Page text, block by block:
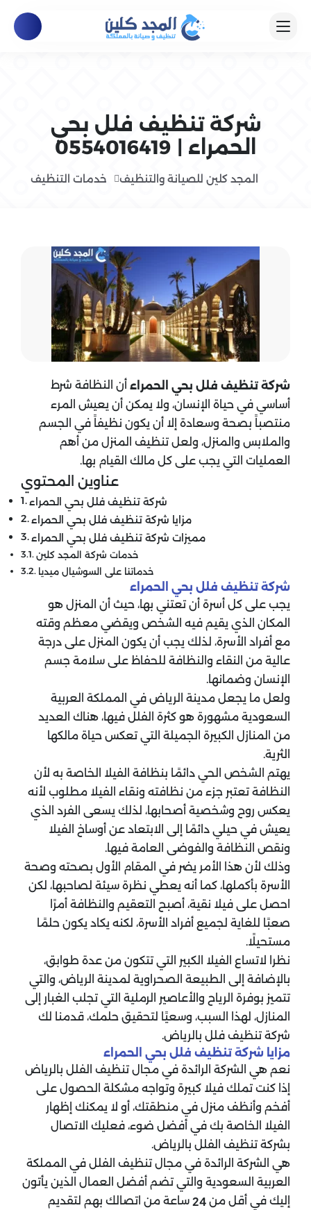
شركة تنظيف فلل بحي
الحمراء | 0554016419
المجد كلين للصيانة والتنظيف خدمات التنظيف
شركة تنظيف فلل بحي الحمراء أن النظافة شرط
أساسي في حياة الإنسان، ولا يمكن أن يعيش المرء
منتصباً بصحة وسعادة إلا أن يكون نظيفاً في الجسم
والملابس والمنزل، ولعل تنظيف المنزل من أهم
العمليات التي يجب على كل مالك القيام بها.
عناوين المحتوي
شركة تنظيف فلل بحي الحمراء
مزايا شركة تنظيف فلل بحي الحمراء
مميزات شركة تنظيف فلل بحي الحمراء
خدمات شركة المجد كلين
خدماتنا على السوشيال ميديا
شركة تنظيف فلل بحي الحمراء
يجب على كل أسرة أن تعتني بها، حيث أن المنزل هو
المكان الذي يقيم فيه الشخص ويقضي معظم وقته
مع أفراد الأسرة، لذلك يجب أن يكون المنزل على درجة
عالية من النقاء والنظافة للحفاظ على سلامة جسم
الإنسان وضمانها.
ولعل ما يجعل مدينة الرياض في المملكة العربية
السعودية مشهورة هو كثرة الفلل فيها، هناك العديد
من المنازل الكبيرة الجميلة التي تعكس حياة مالكها
الثرية.
يهتم الشخص الحي دائمًا بنظافة الفيلا الخاصة به لأن
النظافة تعتبر جزء من نظافته ونقاء الفيلا مطلوب لأنه
يعكس روح وشخصية أصحابها، لذلك يسعى الفرد الذي
يعيش في حيلي دائمًا إلى الابتعاد عن أوساخ الفيلا
ونقص النظافة والفوضى العامة فيها.
وذلك لأن هذا الأمر يضر في المقام الأول بصحته وصحة
الأسرة بأكملها، كما أنه يعطي نظرة سيئة لصاحبها، لكن
احصل على فيلا نقية، أصبح التعقيم والنظافة أمرًا
صعبًا للغاية لجميع أفراد الأسرة، لكنه يكاد يكون حلمًا
مستحيلًا.
نظرا لاتساع الفيلا الكبير التي تتكون من عدة طوابق،
بالإضافة إلى الطبيعة الصحراوية لمدينة الرياض، والتي
تتميز بوفرة الرياح والأعاصير الرملية التي تجلب الغبار إلى
المنازل، لهذا السبب، وسعيًا لتحقيق حلمك، قدمنا ​​لك
شركة تنظيف فلل بالرياض.
مزايا شركة تنظيف فلل بحي الحمراء
نعم هي الشركة الرائدة في مجال تنظيف الفلل بالرياض
إذا كنت تملك فيلا كبيرة وتواجه مشكلة الحصول على
أفخم وأنظف منزل في منطقتك، أو لا يمكنك إظهار
الفيلا الخاصة بك في أفضل ضوء، فعليك الاتصال
بشركة تنظيف الفلل بالرياض.
هي الشركة الرائدة في مجال تنظيف الفلل في المملكة
العربية السعودية والتي تضم أفضل العمال الذين يأتون
إليك في أقل من 24 ساعة من اتصالك بهم لتقديم